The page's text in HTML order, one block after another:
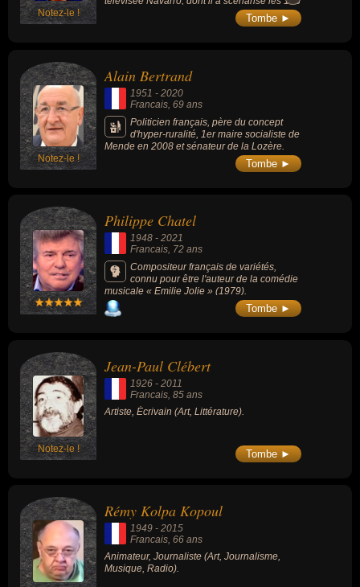
Notez-le !
épisodes avec Roger Hanin dans le rôle-
Tombe ►
Notez-le !
Alain Bertrand
1951 - 2020
Francais , 69 ans
Politicien français, père du concept
d'hyper-ruralité, 1er maire socialiste de
Mende en 2008 et sénateur de la Lozère.
Tombe ►
Philippe Chatel
1948 - 2021
Francais, 72 ans
Compositeur français de variétés,
connu pour être l'auteur de la comédie
musicale « Emilie Jolie » (1979).
Tombe ►
Notez-le !
Jean-Paul Clébert
1926 - 2011
Francais , 85 ans
Artiste, Écrivain (Art, Littérature).
Tombe ►
Rémy Kolpa Kopoul
1949 - 2015
Francais, 66 ans
Animateur, Journaliste (Art, Journalisme,
Musique, Radio).